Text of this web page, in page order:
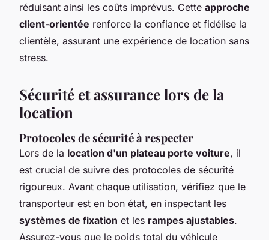
réduisant ainsi les coûts imprévus. Cette approche
client-orientée renforce la confiance et fidélise la
clientèle, assurant une expérience de location sans
stress.
Sécurité et assurance lors de la
location
Protocoles de sécurité à respecter
Lors de la location d'un plateau porte voiture, il
est crucial de suivre des protocoles de sécurité
rigoureux. Avant chaque utilisation, vérifiez que le
transporteur est en bon état, en inspectant les
systèmes de fixation et les rampes ajustables.
Assurez-vous que le poids total du véhicule